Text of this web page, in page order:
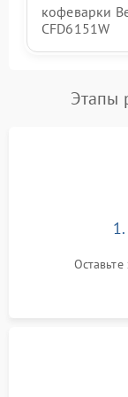
кофеварки
CFD6151W
Этапы